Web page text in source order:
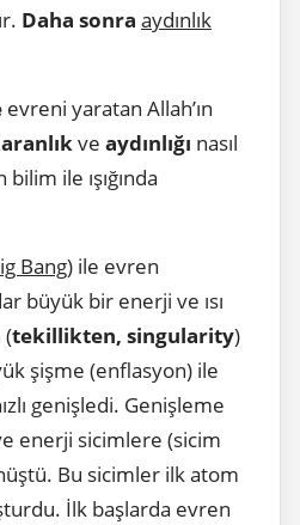
Daha sonra aydınlık
evreni yaratan Allah’ın
ve aydınlığı nasıl
ile ışığında
Bang) ile evren
büyük bir enerji ve ısı
(tekillikten, singularity)
şişme (enflasyon) ile
genişledi. Genişleme
enerji sicimlere (sicim
Bu sicimler ilk atom
İlk başlarda evren